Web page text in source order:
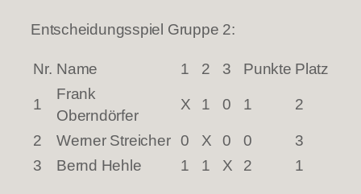
Entscheidungsspiel Gruppe 2:
Nr. Name 1 2 3 Punkte Platz
1
Frank
Oberndörfer
X 1 0 1 2
2 Werner Streicher 0 X 0 0
3
3
Bernd Hehle 1 1 X 2 1